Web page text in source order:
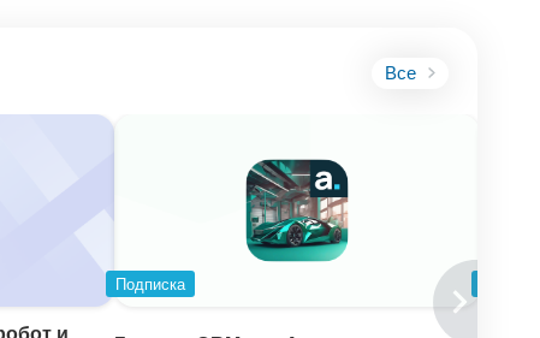
Все
и
Подписка